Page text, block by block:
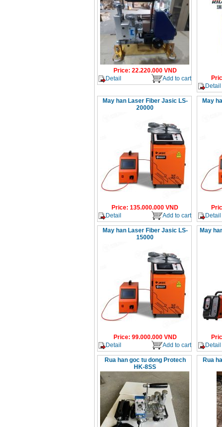
Price: 22.220.000VND
Detail
Add to cart
Detail
May han Laser Fiber Jasic LS-
20000
Price: 135.000.000 VND
Detail
Add to cart
May
Detail
May han Laser Fiber Jasic LS-
15000
Price: 99.000.000VND
Detail
Add to cart
May
Detail
Rua han goc tu dong Protech
HK-8SS
Rua